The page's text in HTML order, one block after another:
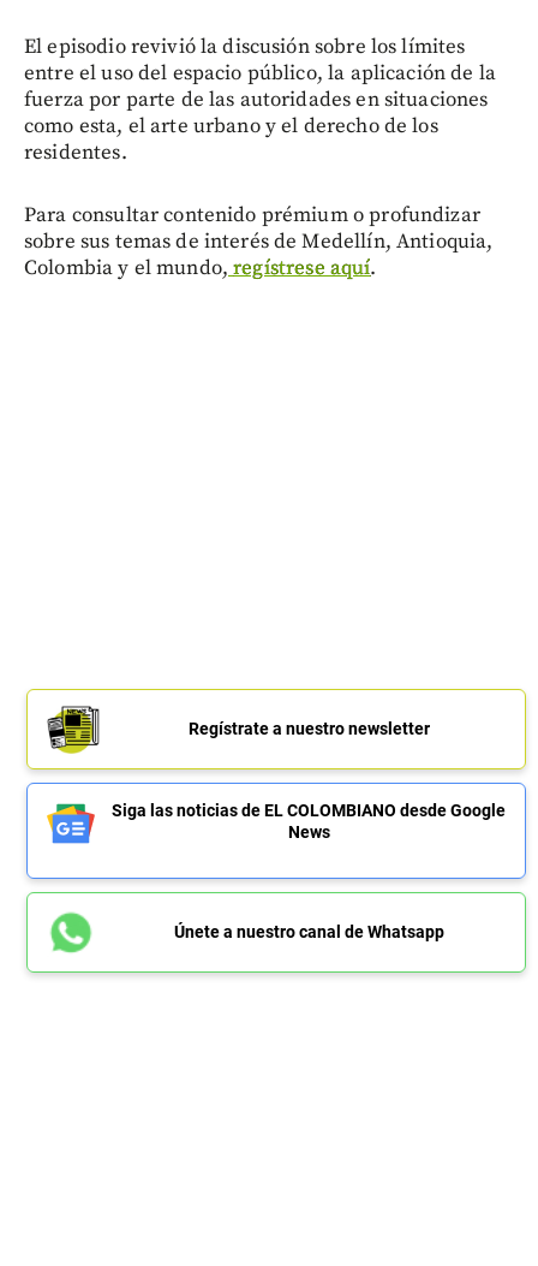
El episodio revivió la discusión sobre los límites
entre el uso del espacio público, la aplicación de la
fuerza por parte de las autoridades en situaciones
como esta, el arte urbano y el derecho de los
residentes.
Para consultar contenido prémium o profundizar
sobre sus temas de interés de Medellín, Antioquia,
Colombia y el mundo, regístrese aquí.
Regístrate a nuestro newsletter
Siga las noticias de EL COLOMBIANO desde Google
News
Únete a nuestro canal de Whatsapp